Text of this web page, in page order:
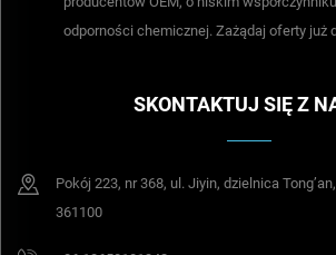
odporności chemicznej. Zażądaj oferty już
SKONTAKTUJ SIĘ Z
Pokój 223, nr 368, ul. Jiyin, dzielnica
361100